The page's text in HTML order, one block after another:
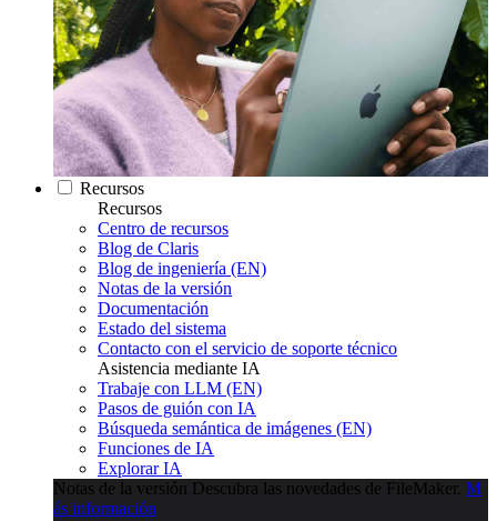
Recursos
Recursos
Centro de recursos
Blog de Claris
Blog de ingeniería (EN)
Notas de la versión
Documentación
Estado del sistema
Contacto con el servicio de soporte técnico
Asistencia mediante IA
Trabaje con LLM (EN)
Pasos de guión con IA
Búsqueda semántica de imágenes (EN)
Funciones de IA
Explorar IA
Notas de la versión Descubra las novedades de FileMaker. M
ás información